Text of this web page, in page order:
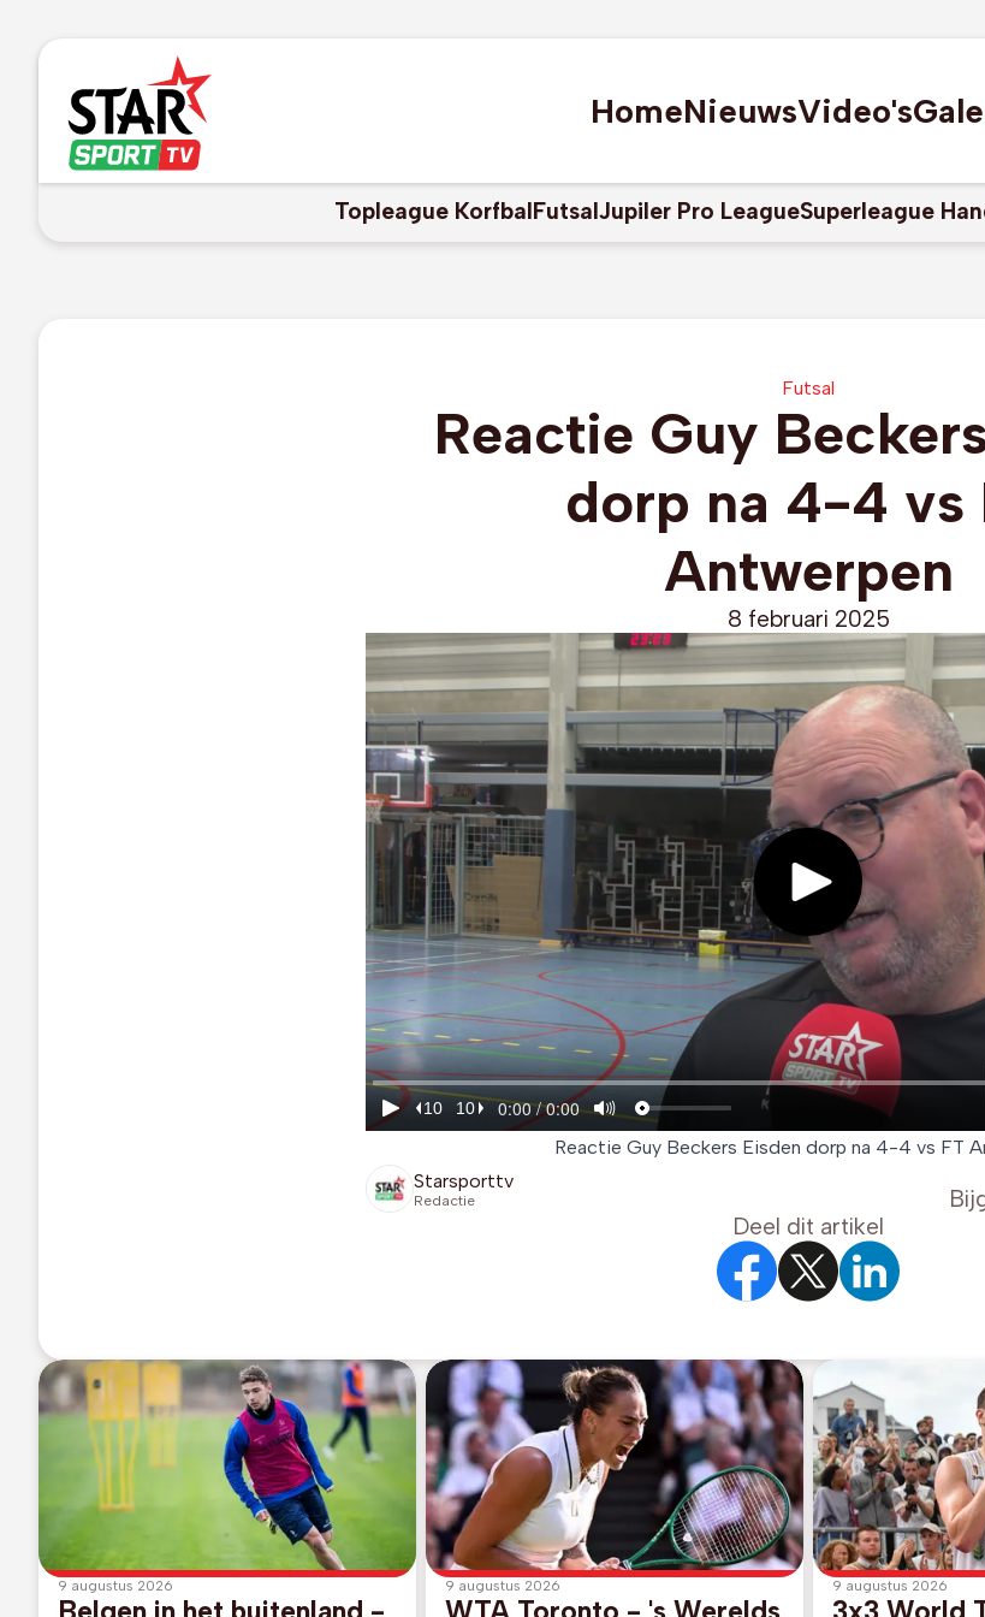
HomeNieuwsVideo's
Topleague KorfbalFutsalJupiler Pro LeagueSuperleague
Futsal
Reactie Guy
dorp na 4-4 vs
Antwerpen
8 februari 2025
Reactie Guy Beckers Eisden dorp na 4-4 vs FT
Starsporttv
Redactie
Deel dit artikel
9 augustus 2026 9 augustus 2026 9 augustus 2026